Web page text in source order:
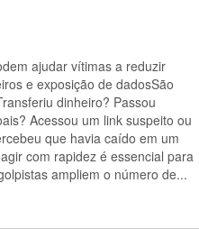
ajudar vítimas a reduzir
e exposição de dadosSão
dinheiro? Passou
Acessou um link suspeito ou
que havia caído em um
com rapidez é essencial para
ampliem o número de...